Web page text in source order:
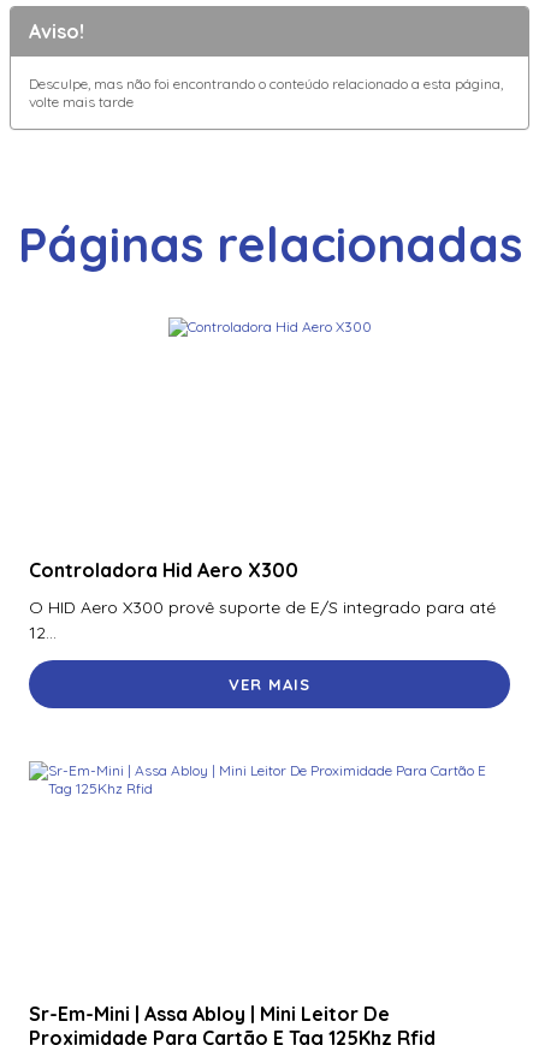
Aviso!
Desculpe, mas não foi encontrando o conteúdo relacionado a esta página,
volte mais tarde
Páginas relacionadas
Controladora Hid Aero X300
O HID Aero X300 provê suporte de E/S integrado para até
12...
VER MAIS
Sr-Em-Mini | Assa Abloy | Mini Leitor De
Proximidade Para Cartão E Tag 125Khz Rfid